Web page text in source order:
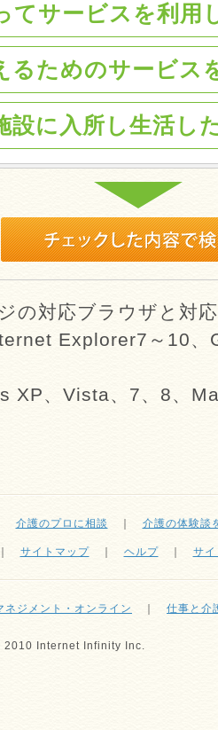
てサービスを利用
るためのサービス
設に入所し生活し
の対応ブラウザと対
Explorer7～10
XP、Vista、7、8、
介護のプロに相談 介護の体験談
サイトマップ｜ ヘルプ｜ サ
ジメント・オンライン 仕事と介
2010 Internet Infinity Inc.